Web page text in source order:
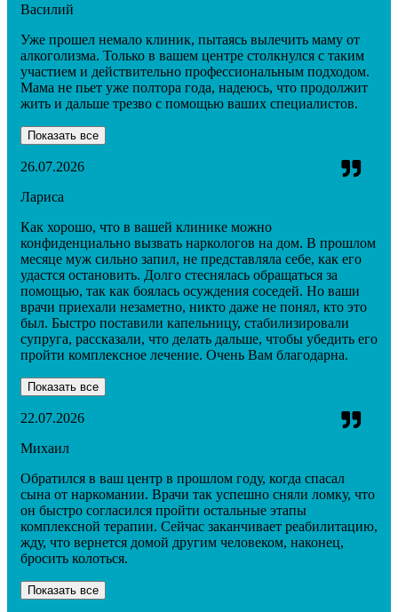
Василий
Уже прошел немало клиник, пытаясь вылечить маму от
алкоголизма. Только в вашем центре столкнулся с таким
участием и действительно профессиональным подходом.
Мама не пьет уже полтора года, надеюсь, что продолжит
жить и дальше трезво с помощью ваших специалистов.
Показать все
26.07.2026
Лариса
Как хорошо, что в вашей клинике можно
конфиденциально вызвать наркологов на дом. В прошлом
месяце муж сильно запил, не представляла себе, как его
удастся остановить. Долго стеснялась обращаться за
помощью, так как боялась осуждения соседей. Но ваши
врачи приехали незаметно, никто даже не понял, кто это
был. Быстро поставили капельницу, стабилизировали
супруга, рассказали, что делать дальше, чтобы убедить его
пройти комплексное лечение. Очень Вам благодарна.
Показать все
22.07.2026
Михаил
Обратился в ваш центр в прошлом году, когда спасал
сына от наркомании. Врачи так успешно сняли ломку, что
он быстро согласился пройти остальные этапы
комплексной терапии. Сейчас заканчивает реабилитацию,
жду, что вернется домой другим человеком, наконец,
бросить колоться.
Показать все